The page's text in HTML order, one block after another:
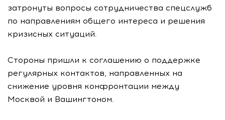
затронуты вопросы сотрудничества спецслужб
по направлениям общего интереса и решения
кризисных ситуаций.
Стороны пришли к соглашению о поддержке
регулярных контактов, направленных на
снижение уровня конфронтации между
Москвой и Вашингтоном.